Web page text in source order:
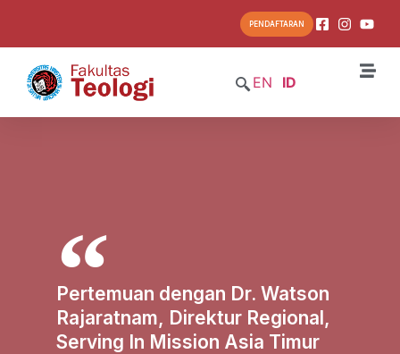
PENDAFTARAN
EN ID
Pertemuan dengan Dr. Watson
Rajaratnam, Direktur Regional,
Serving In Mission Asia Timur